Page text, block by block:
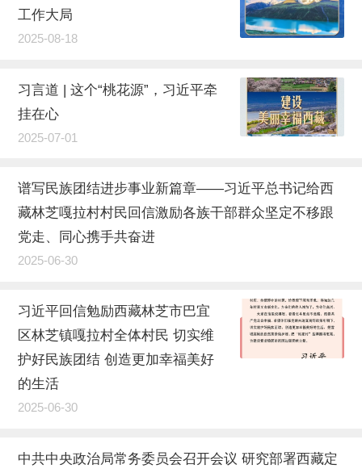
工作大局
2025-08-18
习言道 | 这个“桃花源”，习近平牵
挂在心
2025-07-01
谱写民族团结进步事业新篇章——习近平总书记给西
藏林芝嘎拉村村民回信激励各族干部群众坚定不移跟
党走、同心携手共奋进
2025-06-30
习近平回信勉励西藏林芝市巴宜
区林芝镇嘎拉村全体村民 切实维
护好民族团结 创造更加幸福美好
的生活
2025-06-30
中共中央政治局常务委员会召开会议 研究部署西藏定